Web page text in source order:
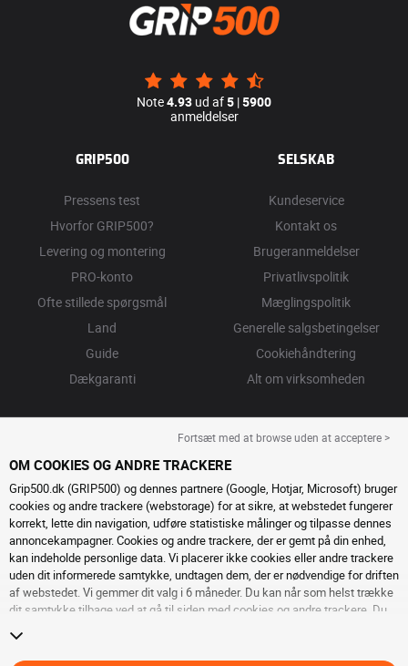
Note4.93 ud af5 |5900
anmeldelser
GRIP500
Pressens test
Hvorfor GRIP500?
Levering og montering
PRO-konto
Ofte stillede spørgsmål
Land
Guide
Dækgaranti
SELSKAB
Kundeservice
Kontakt os
Brugeranmeldelser
Privatlivspolitik
Mæglingspolitik
Generelle salgsbetingelser
Cookiehåndtering
Alt om virksomheden
Fortsæt med at browse uden at acceptere >
OM COOKIES OG ANDRE TRACKERE
Grip500.dk (GRIP500) og dennes partnere (Google, Hotjar, Microsoft) bruger
cookies og andre trackere (webstorage) for at sikre, at webstedet fungerer
korrekt, lette din navigation, udføre statistiske målinger og tilpasse dennes
annoncekampagner. Cookies og andre trackere, der er gemt på din enhed,
kan indeholde personlige data. Vi placerer ikke cookies eller andre trackere
uden dit informerede samtykke, undtagen dem, der er nødvendige for driften
af ​​webstedet. Vi gemmer dit valg i 6 måneder. Du kan når som helst trække
dit samtykke tilbage ved at gå til siden med cookies og andre trackere . Du
cookies eller andre trackere. Afvisning forhindrer ikke adgang til tjenesterne
GRIP500. For mere information, inviterer vi dig til at konsulteresiden om